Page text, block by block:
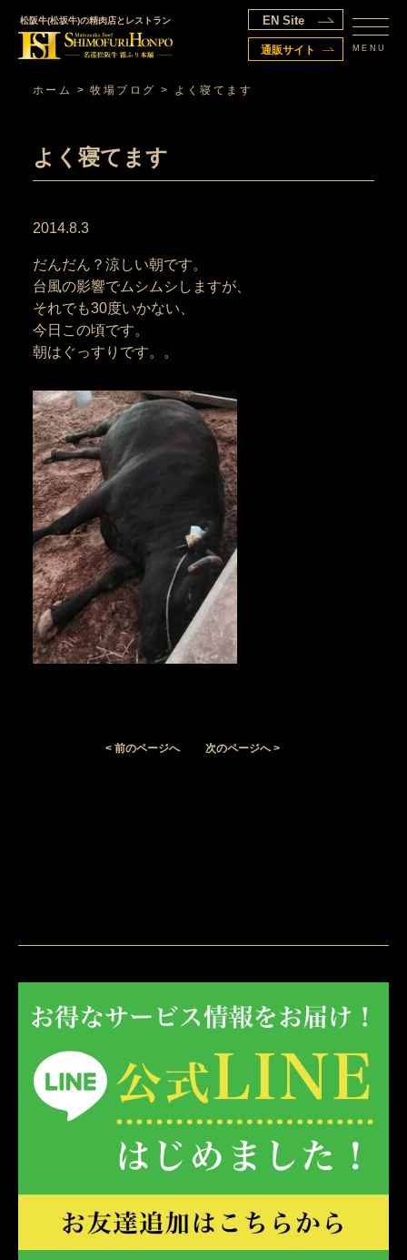
松阪牛(松坂牛)の精肉店とレストラン
通販サイト
EN Site
MENU
ホーム >牧場ブログ > よく寝てます
よく寝てます
2014.8.3
だんだん？涼しい朝です。
台風の影響でムシムシしますが、
それでも30度いかない、
今日この頃です。
朝はぐっすりです。。
< 前のページへ 次のページへ >